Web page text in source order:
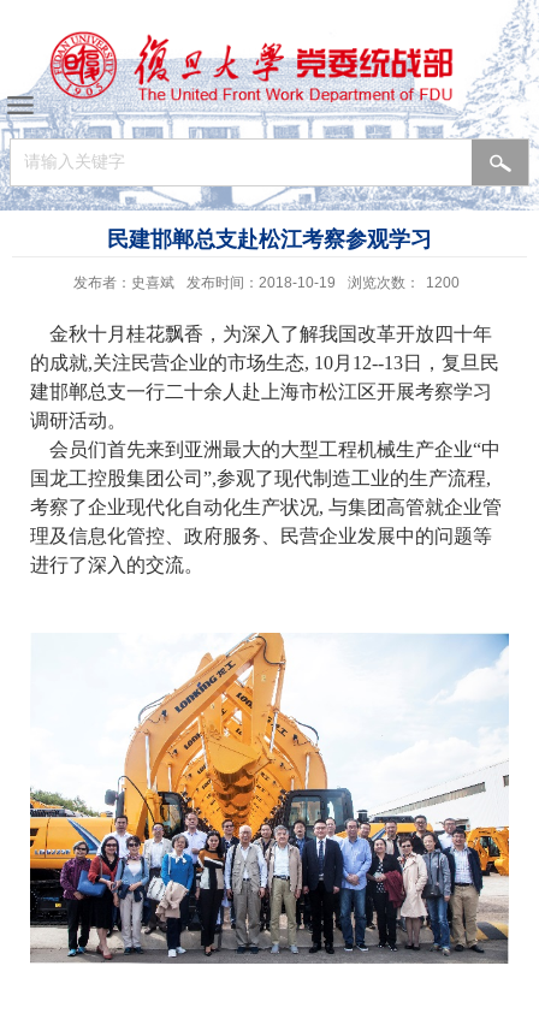
民建邯郸总支赴松江考察参观学习
发布者：史喜斌 发布时间：2018-10-19 浏览次数： 1200
金秋十月桂花飘香，为深入了解我国改革开放四十年
的成就,关注民营企业的市场生态, 10月12--13日，复旦民
建邯郸总支一行二十余人赴上海市松江区开展考察学习
调研活动。
会员们首先来到亚洲最大的大型工程机械生产企业“中
国龙工控股集团公司”,参观了现代制造工业的生产流程,
考察了企业现代化自动化生产状况, 与集团高管就企业管
理及信息化管控、政府服务、民营企业发展中的问题等
进行了深入的交流。